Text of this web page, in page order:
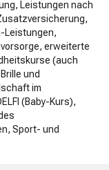
Leistungen nach
Leistungen,
erweiterte
(auch
und
im
(Baby-Kurs),
Sport- und